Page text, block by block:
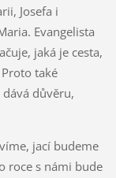
Josefa i
Evangelista
jaká je cesta,
Proto také
důvěru,
jací budeme
roce s námi bude